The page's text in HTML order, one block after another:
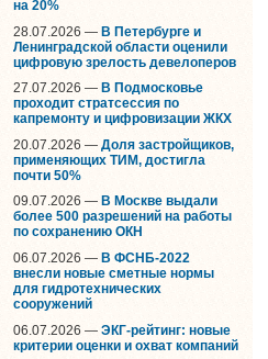
на 20%
28.07.2026 — В Петербурге и
Ленинградской области оценили
цифровую зрелость девелоперов
27.07.2026 — В Подмосковье
проходит стратсессия по
капремонту и цифровизации ЖКХ
20.07.2026 — Доля застройщиков,
применяющих ТИМ, достигла
почти 50%
09.07.2026 — В Москве выдали
более 500 разрешений на работы
по сохранению ОКН
06.07.2026 — В ФСНБ-2022
внесли новые сметные нормы
для гидротехнических
сооружений
06.07.2026 — ЭКГ-рейтинг: новые
критерии оценки и охват компаний